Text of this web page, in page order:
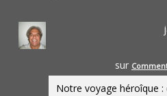
sur
Notre voyage héroîque